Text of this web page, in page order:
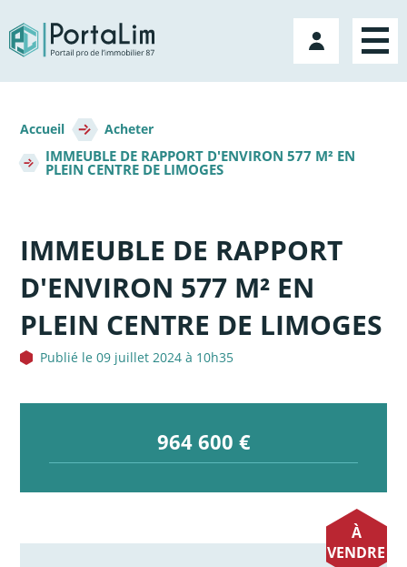
directement
au
contenu
Mon
compte
d'Ariane
Accueil Acheter
IMMEUBLE DE RAPPORT D'ENVIRON 577 M² EN
PLEIN CENTRE DE LIMOGES
IMMEUBLE DE RAPPORT
D'ENVIRON 577 M² EN
PLEIN CENTRE DE LIMOGES
Publié le 09 juillet 2024 à 10h35
964 600 €
À
VENDRE